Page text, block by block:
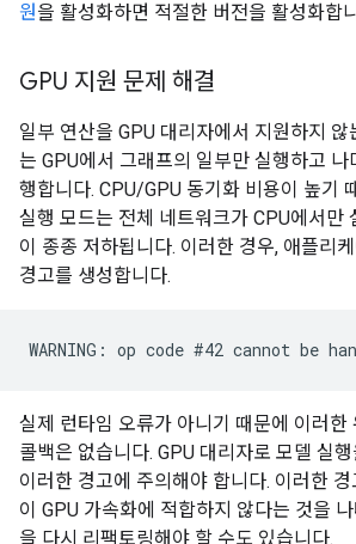
원을 활성화하면 적절한 버전을 활성화합
GPU 지원 문제 해결
일부 연산을 GPU 대리자에서 지원하지 않
는 GPU에서 그래프의 일부만 실행하고 나
행합니다. CPU/GPU 동기화 비용이 높기
실행 모드는 전체 네트워크가 CPU에서만
이 종종 저하됩니다. 이러한 경우, 애플리
경고를 생성합니다.
실제 런타임 오류가 아니기 때문에 이러한
콜백은 없습니다. GPU 대리자로 모델 실
이러한 경고에 주의해야 합니다. 이러한
이 GPU 가속화에 적합하지 않다는 것을
을 다시 리팩토링해야 할 수도 있습니다.